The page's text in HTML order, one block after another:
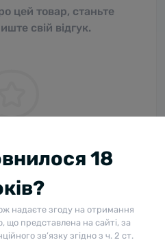
цей товар, станьте
свій відгук.
найближчим часом.
18
надаєте згоду на отримання
що представлена на сайті, за
зв’язку згідно з ч. 2 ст.